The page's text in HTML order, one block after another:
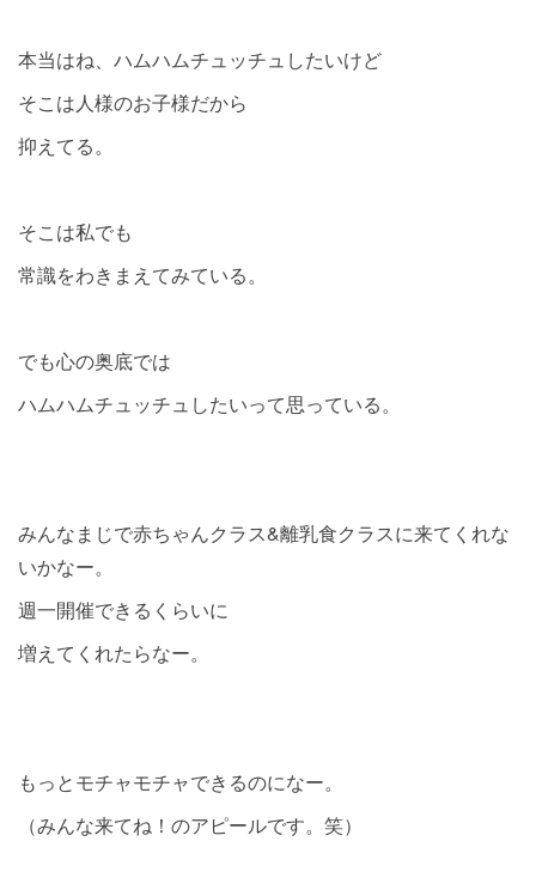
本当はね、ハムハムチュッチュしたいけど
そこは人様のお子様だから
抑えてる。
そこは私でも
常識をわきまえてみている。
でも心の奥底では
ハムハムチュッチュしたいって思っている。
みんなまじで赤ちゃんクラス&離乳食クラスに来てくれな
いかなー。
週一開催できるくらいに
増えてくれたらなー。
もっとモチャモチャできるのになー。
（みんな来てね！のアピールです。笑）